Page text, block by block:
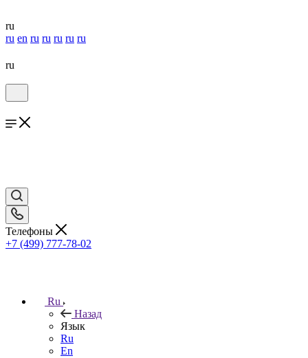
ru
ru en ru ru ru ru ru
ru
Телефоны
+7 (499) 777-78-02
Ru
Назад
Язык
Ru
En